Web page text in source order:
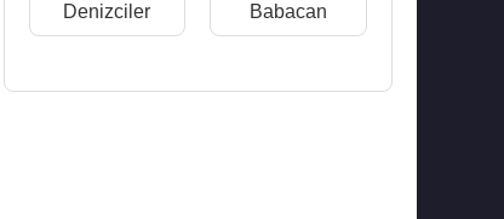
Denizciler
Babacan